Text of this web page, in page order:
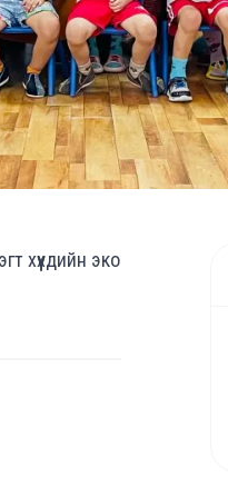
хүүхдийн эко